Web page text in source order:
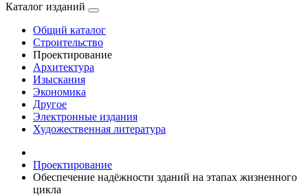
Каталог изданий
Общий каталог
Строительство
Проектирование
Архитектура
Изыскания
Экономика
Другое
Электронные издания
Художественная литература
Проектирование
Обеспечение надёжности зданий на этапах жизненного
цикла